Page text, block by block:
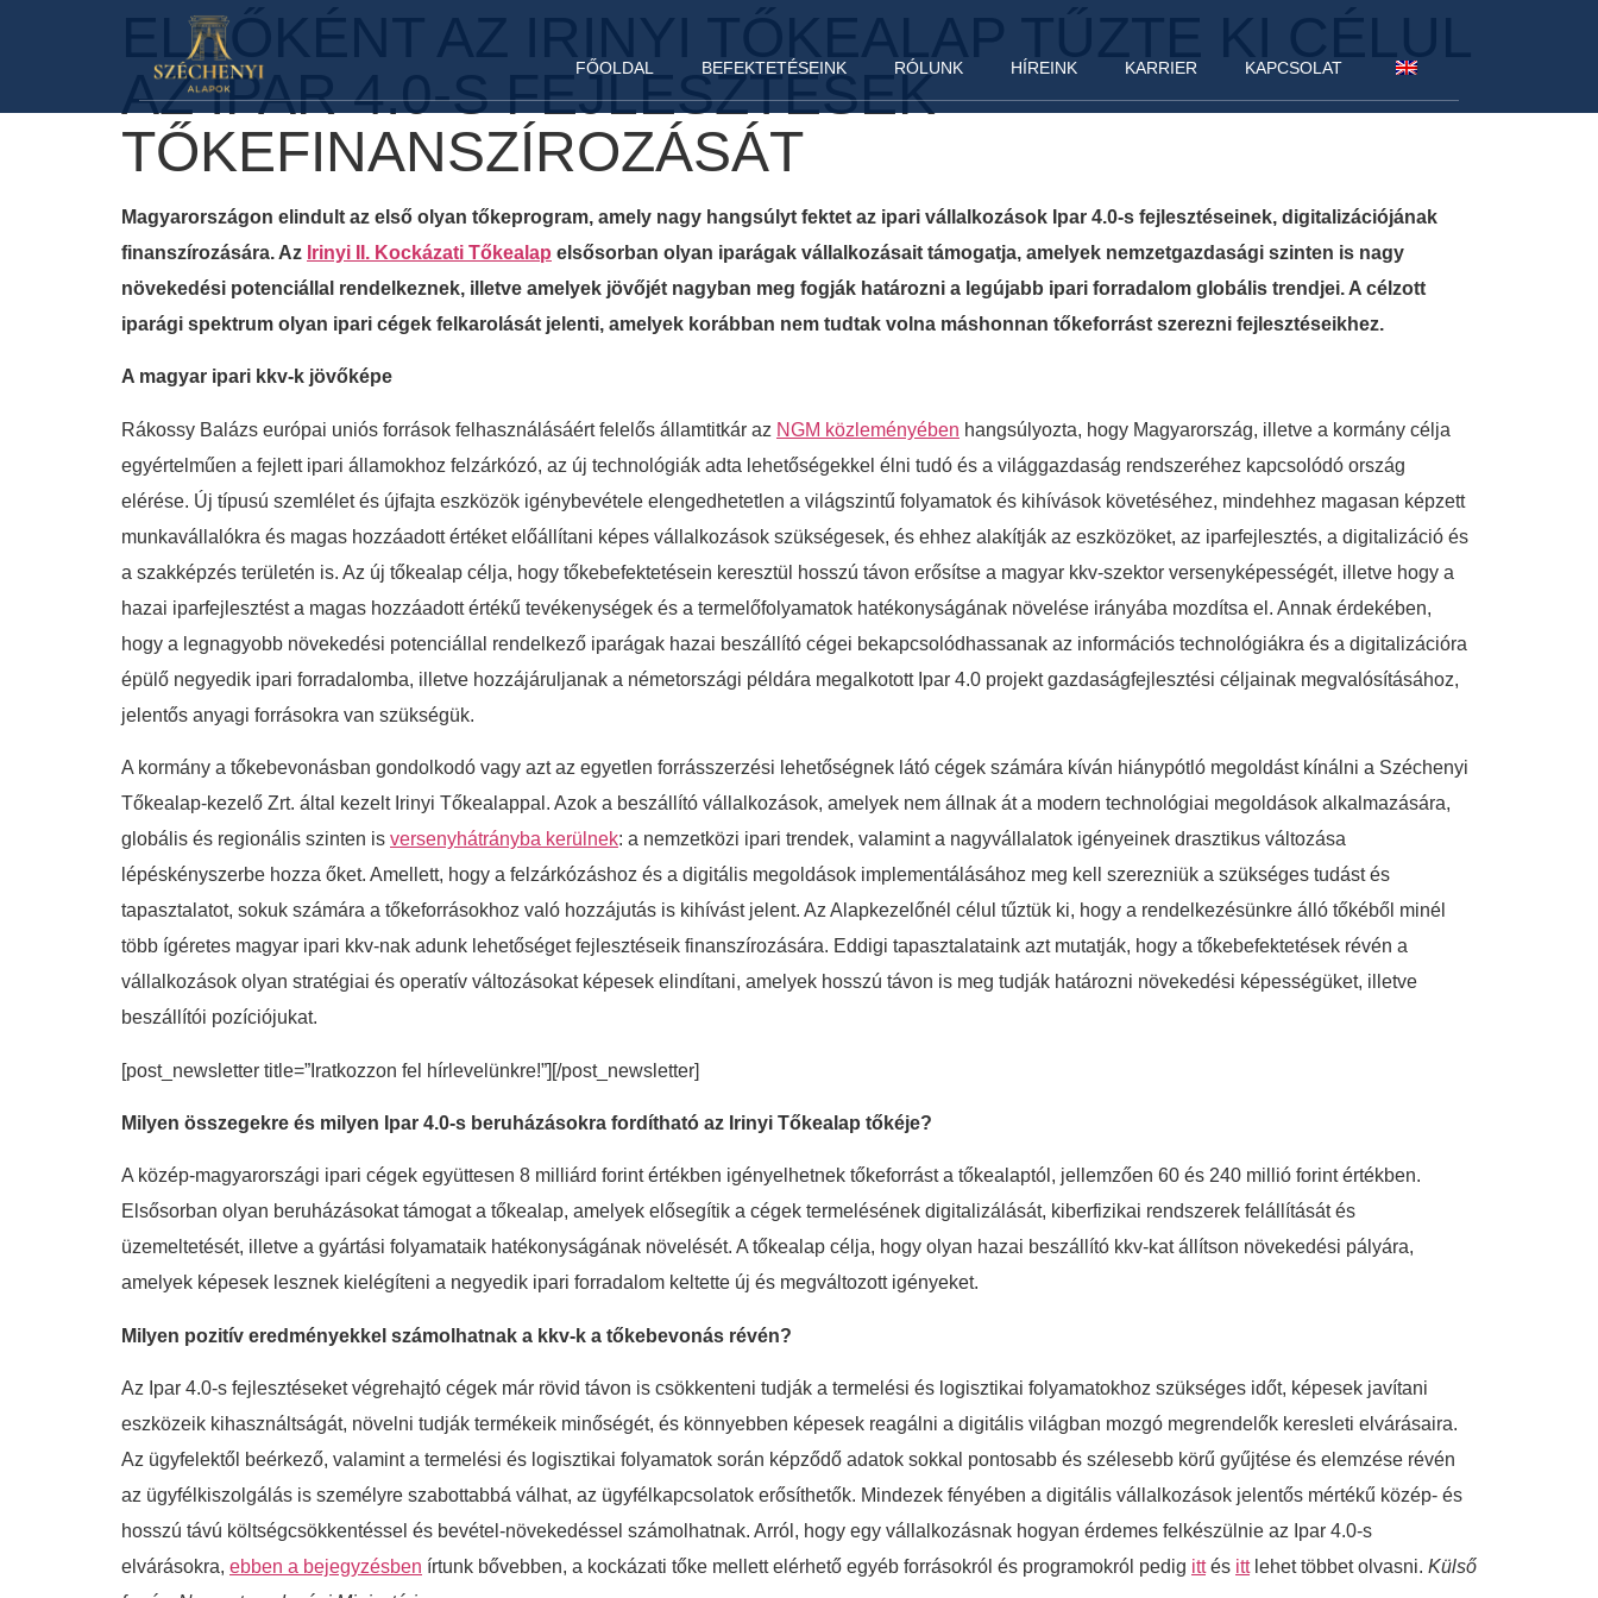
FŐOLDAL BEFEKTETÉSEINK RÓLUNK HÍREINK KARRIER KAPCSOLAT
ELSŐKÉNT AZ IRINYI TŐKEALAP TŰZTE KI CÉLUL
AZ IPAR 4.0-S FEJLESZTÉSEK
TŐKEFINANSZÍROZÁSÁT
Magyarországon elindult az első olyan tőkeprogram, amely nagy hangsúlyt fektet az ipari vállalkozások Ipar 4.0-s fejlesztéseinek, digitalizációjának
finanszírozására. Az Irinyi II. Kockázati Tőkealap elsősorban olyan iparágak vállalkozásait támogatja, amelyek nemzetgazdasági szinten is nagy
növekedési potenciállal rendelkeznek, illetve amelyek jövőjét nagyban meg fogják határozni a legújabb ipari forradalom globális trendjei. A célzott
iparági spektrum olyan ipari cégek felkarolását jelenti, amelyek korábban nem tudtak volna máshonnan tőkeforrást szerezni fejlesztéseikhez.
A magyar ipari kkv-k jövőképe
Rákossy Balázs európai uniós források felhasználásáért felelős államtitkár az NGM közleményében hangsúlyozta, hogy Magyarország, illetve a kormány célja
egyértelműen a fejlett ipari államokhoz felzárkózó, az új technológiák adta lehetőségekkel élni tudó és a világgazdaság rendszeréhez kapcsolódó ország
elérése. Új típusú szemlélet és újfajta eszközök igénybevétele elengedhetetlen a világszintű folyamatok és kihívások követéséhez, mindehhez magasan képzett
munkavállalókra és magas hozzáadott értéket előállítani képes vállalkozások szükségesek, és ehhez alakítják az eszközöket, az iparfejlesztés, a digitalizáció és
a szakképzés területén is. Az új tőkealap célja, hogy tőkebefektetésein keresztül hosszú távon erősítse a magyar kkv-szektor versenyképességét, illetve hogy a
hazai iparfejlesztést a magas hozzáadott értékű tevékenységek és a termelőfolyamatok hatékonyságának növelése irányába mozdítsa el. Annak érdekében,
hogy a legnagyobb növekedési potenciállal rendelkező iparágak hazai beszállító cégei bekapcsolódhassanak az információs technológiákra és a digitalizációra
épülő negyedik ipari forradalomba, illetve hozzájáruljanak a németországi példára megalkotott Ipar 4.0 projekt gazdaságfejlesztési céljainak megvalósításához,
jelentős anyagi forrásokra van szükségük.
A kormány a tőkebevonásban gondolkodó vagy azt az egyetlen forrásszerzési lehetőségnek látó cégek számára kíván hiánypótló megoldást kínálni a Széchenyi
Tőkealap-kezelő Zrt. által kezelt Irinyi Tőkealappal. Azok a beszállító vállalkozások, amelyek nem állnak át a modern technológiai megoldások alkalmazására,
globális és regionális szinten is versenyhátrányba kerülnek: a nemzetközi ipari trendek, valamint a nagyvállalatok igényeinek drasztikus változása
lépéskényszerbe hozza őket. Amellett, hogy a felzárkózáshoz és a digitális megoldások implementálásához meg kell szerezniük a szükséges tudást és
tapasztalatot, sokuk számára a tőkeforrásokhoz való hozzájutás is kihívást jelent. Az Alapkezelőnél célul tűztük ki, hogy a rendelkezésünkre álló tőkéből minél
több ígéretes magyar ipari kkv-nak adunk lehetőséget fejlesztéseik finanszírozására. Eddigi tapasztalataink azt mutatják, hogy a tőkebefektetések révén a
vállalkozások olyan stratégiai és operatív változásokat képesek elindítani, amelyek hosszú távon is meg tudják határozni növekedési képességüket, illetve
beszállítói pozíciójukat.
[post_newsletter title=”Iratkozzon fel hírlevelünkre!”][/post_newsletter]
Milyen összegekre és milyen Ipar 4.0-s beruházásokra fordítható az Irinyi Tőkealap tőkéje?
A közép-magyarországi ipari cégek együttesen 8 milliárd forint értékben igényelhetnek tőkeforrást a tőkealaptól, jellemzően 60 és 240 millió forint értékben.
Elsősorban olyan beruházásokat támogat a tőkealap, amelyek elősegítik a cégek termelésének digitalizálását, kiberfizikai rendszerek felállítását és
üzemeltetését, illetve a gyártási folyamataik hatékonyságának növelését. A tőkealap célja, hogy olyan hazai beszállító kkv-kat állítson növekedési pályára,
amelyek képesek lesznek kielégíteni a negyedik ipari forradalom keltette új és megváltozott igényeket.
Milyen pozitív eredményekkel számolhatnak a kkv-k a tőkebevonás révén?
Az Ipar 4.0-s fejlesztéseket végrehajtó cégek már rövid távon is csökkenteni tudják a termelési és logisztikai folyamatokhoz szükséges időt, képesek javítani
eszközeik kihasználtságát, növelni tudják termékeik minőségét, és könnyebben képesek reagálni a digitális világban mozgó megrendelők keresleti elvárásaira.
Az ügyfelektől beérkező, valamint a termelési és logisztikai folyamatok során képződő adatok sokkal pontosabb és szélesebb körű gyűjtése és elemzése révén
az ügyfélkiszolgálás is személyre szabottabbá válhat, az ügyfélkapcsolatok erősíthetők. Mindezek fényében a digitális vállalkozások jelentős mértékű közép- és
hosszú távú költségcsökkentéssel és bevétel-növekedéssel számolhatnak. Arról, hogy egy vállalkozásnak hogyan érdemes felkészülnie az Ipar 4.0-s
elvárásokra, ebben a bejegyzésben írtunk bővebben, a kockázati tőke mellett elérhető egyéb forrásokról és programokról pedig ittés ittlehet többet olvasni. Külső